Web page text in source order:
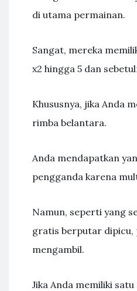
di utama permainan.
Sangat, mereka
x2 hingga 5 dan
Khususnya, jika Anda
rimba belantara.
Anda mendapatkan
pengganda karena
Namun, seperti yang
gratis berputar dipicu,
mengambil.
Jika Anda memiliki